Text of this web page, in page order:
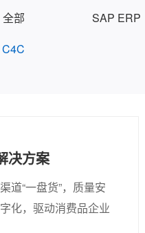
全部 SAP ERP
C4C
决方案
道“一盘货”，质量安
化，驱动消费品企业